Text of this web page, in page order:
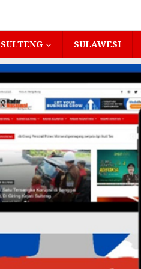
SULTENG SULAWESI